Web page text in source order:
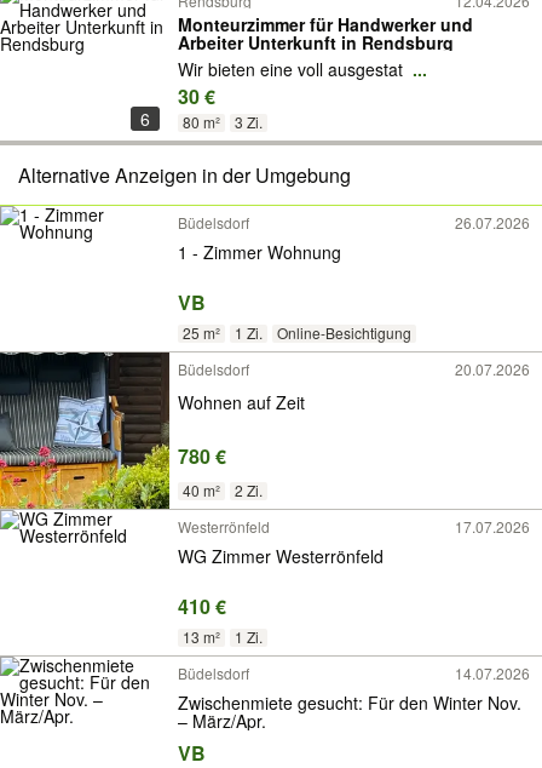
6
Monteurzimmer für Handwerker und
Arbeiter Unterkunft in Rendsburg
Wir bieten eine voll ausgestat ...
30 €
80 m² 3 Zi.
Alternative Anzeigen in der Umgebung
Büdelsdorf 26.07.2026
1 - Zimmer Wohnung
VB
25 m² 1 Zi.
Online-Besichtigung
Büdelsdorf
20.07.2026
Wohnen auf Zeit
780 €
40 m²
2 Zi.
Westerrönfeld
17.07.2026
WG Zimmer Westerrönfeld
410 €
13 m²
1 Zi.
Büdelsdorf
14.07.2026
Zwischenmiete gesucht: Für den Winter Nov.
– März/Apr.
VB